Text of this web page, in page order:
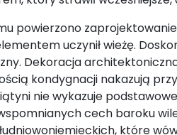
powierzono
uczynił wieżę.
Dekoracja
kondygnacji nakazują
nie wykazuje
cech baroku
które